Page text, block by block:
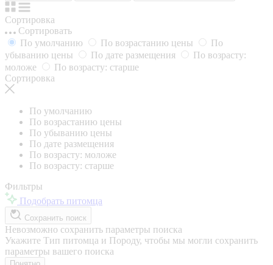
Сортировка
Сортировать
По умолчанию
По возрастанию цены
По
убыванию цены
По дате размещения
По возрасту:
моложе
По возрасту: старше
Сортировка
По умолчанию
По возрастанию цены
По убыванию цены
По дате размещения
По возрасту: моложе
По возрасту: старше
Фильтры
Подобрать питомца
Сохранить поиск
Невозможно сохранить параметры поиска
Укажите Тип питомца и Породу, чтобы мы могли сохранить
параметры вашего поиска